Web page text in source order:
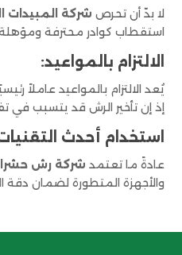
لا بدّ أن تحرص شركة المبيدات
استقطاب كوادر محترفة
الالتزام بالمواعيد:
يُعد الالتزام بالمواعيد عاملاً
إذ إن تأخير الرش قد يتسبب في
استخدام أحدث
عادةً ما تعتمد شركة رش
والأجهزة المتطورة لضمان دقة